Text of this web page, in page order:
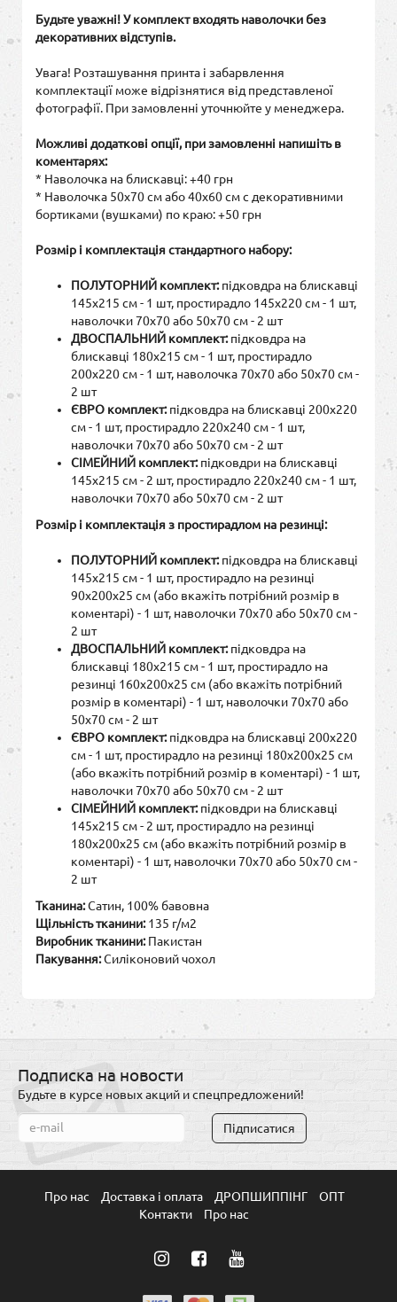
Будьте уважні! У комплект входять наволочки без
декоративних відступів.
Увага! Розташування принта і забарвлення
комплектації може відрізнятися від представленої
фотографії. При замовленні уточнюйте у менеджера.
Можливі додаткові опції, при замовленні напишіть в
коментарях:
* Наволочка на блискавці: +40 грн
* Наволочка 50х70 см або 40х60 см с декоративними
бортиками (вушками) по краю: +50 грн
Розмір і комплектація стандартного набору:
ПОЛУТОРНИЙ комплект:підковдра на блискавці
145х215 см - 1 шт, простирадло 145х220 см - 1 шт,
наволочки 70х70 або 50х70 см - 2 шт
ДВОСПАЛЬНИЙ комплект:підковдра на
блискавці 180х215 см - 1 шт, простирадло
200х220 см - 1 шт, наволочка 70х70 або 50х70 см -
2 шт
ЄВРО комплект:підковдра на блискавці 200х220
см - 1 шт, простирадло 220х240 см - 1 шт,
наволочки 70х70 або 50х70 см - 2 шт
СІМЕЙНИЙ комплект:підковдри на блискавці
145х215 см - 2 шт, простирадло 220х240 см - 1 шт,
наволочки 70х70 або 50х70 см - 2 шт
Розмір і комплектація з простирадлом на резинці:
ПОЛУТОРНИЙ комплект:підковдра на блискавці
145х215 см - 1 шт, простирадло на резинці
90х200х25 см (або вкажіть потрібний розмір в
коментарі) - 1 шт, наволочки 70х70 або 50х70 см -
2 шт
ДВОСПАЛЬНИЙ комплект:підковдра на
блискавці 180х215 см - 1 шт, простирадло на
резинці 160х200х25 см (або вкажіть потрібний
розмір в коментарі) - 1 шт, наволочки 70х70 або
50х70 см - 2 шт
ЄВРО комплект:підковдра на блискавці 200х220
см - 1 шт, простирадло на резинці 180х200х25 см
(або вкажіть потрібний розмір в коментарі) - 1 шт,
наволочки 70х70 або 50х70 см - 2 шт
СІМЕЙНИЙ комплект:підковдри на блискавці
145х215 см - 2 шт, простирадло на резинці
180х200х25 см (або вкажіть потрібний розмір в
коментарі) - 1 шт, наволочки 70х70 або 50х70 см -
2 шт
Тканина:Сатин, 100% бавовна
Щільність тканини:135 г/м2
Виробник тканини:Пакистан
Пакування:Силіконовий чохол
Подписка на новости
Будьте в курсе новых акций и спецпредложений!
Підписатися
Про нас Доставка і оплата ДРОПШИППІНГ
ОПТ
Контакти
Про нас